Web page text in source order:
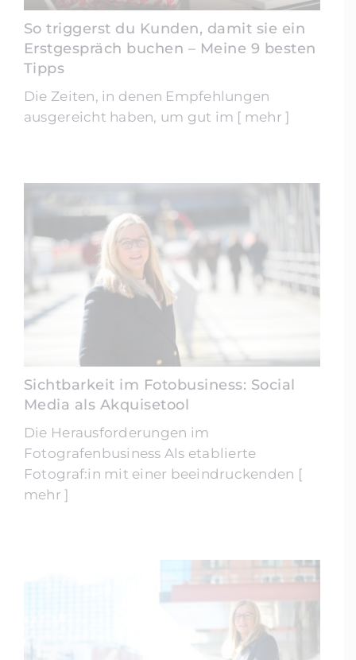
So triggerst du Kunden, damit sie ein
Erstgespräch buchen – Meine 9 besten
Tipps
Die Zeiten, in denen Empfehlungen
ausgereicht haben, um gut im [ mehr ]
Sichtbarkeit im Fotobusiness: Social
Media als Akquisetool
Die Herausforderungen im
Fotografenbusiness Als etablierte
Fotograf:in mit einer beeindruckenden [
mehr ]